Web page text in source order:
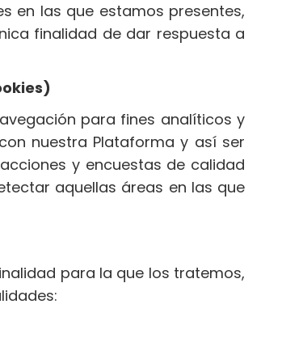
en las que estamos presentes,
finalidad de dar respuesta a
para fines analíticos y
nuestra Plataforma y así ser
y encuestas de calidad
aquellas áreas en las que
para la que los tratemos,